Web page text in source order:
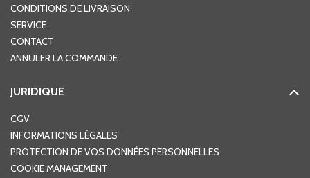
CONDITIONS DE LIVRAISON
SERVICE
CONTACT
ANNULER LA COMMANDE
JURIDIQUE
CGV
INFORMATIONS LÉGALES
PROTECTION DE VOS DONNÉES PERSONNELLES
COOKIE MANAGEMENT